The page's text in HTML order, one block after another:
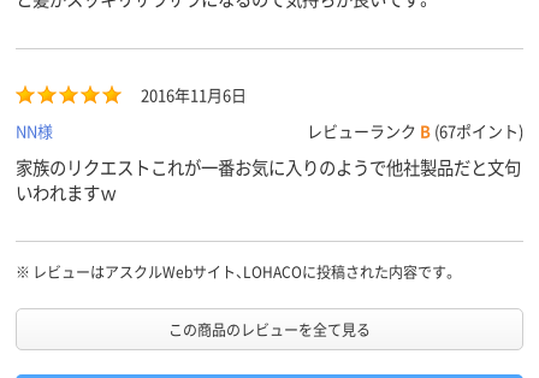
2016年11月6日
NN様
レビューランク B (67ポイント)
家族のリクエストこれが一番お気に入りのようで他社製品だと文句
いわれますｗ
※ レビューはアスクルWebサイト、LOHACOに投稿された内容です。
この商品のレビューを全て見る